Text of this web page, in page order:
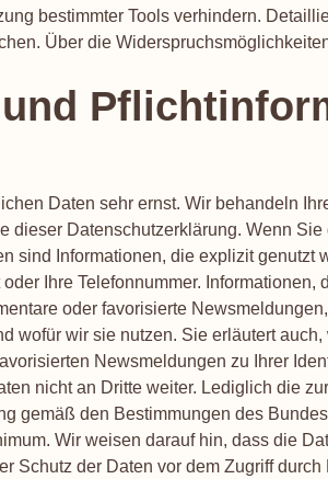
bestimmter Tools verhindern.
Über die
Daten sehr ernst. Wir behandeln
Datenschutzerklärung. Wenn
sind Informationen, die explizit genutzt
Ihre Telefonnummer.
oder favorisierte
wofür wir sie nutzen. Sie erläutert
Newsmeldungen zu Ihrer
nicht an Dritte weiter. Lediglich die
gemäß den Bestimmungen des
Wir weisen darauf hin, dass die
Schutz der Daten vor dem Zugriff durch